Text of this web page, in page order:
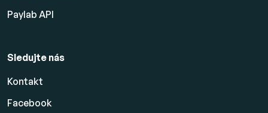
Paylab API
Sledujte nás
Kontakt
Facebook